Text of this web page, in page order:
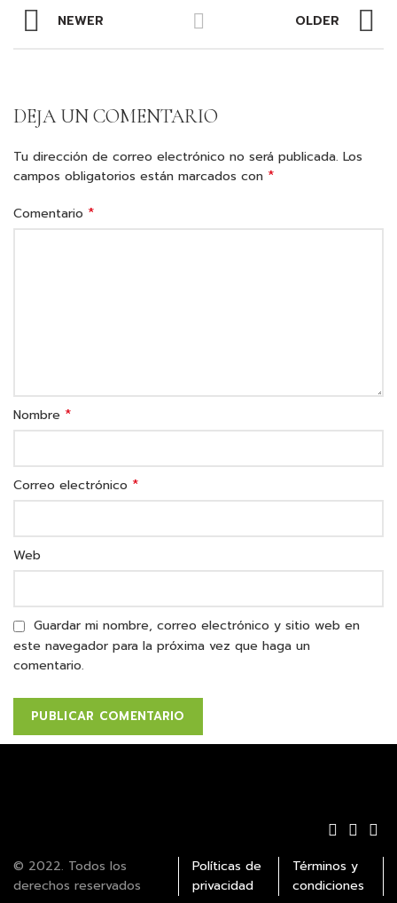
NEWER OLDER
DEJA UN COMENTARIO
Tu dirección de correo electrónico no será publicada. Los
campos obligatorios están marcados con *
Comentario *
Nombre *
Correo electrónico *
Web
Guardar mi nombre, correo electrónico y sitio web en
este navegador para la próxima vez que haga un
comentario.
© 2022. Todos los
derechos reservados
Políticas de
privacidad
Términos y
condiciones